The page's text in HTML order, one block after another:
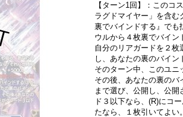
【ターン1回】：このコ
ラグドマイヤー」を含む
裏でバインドする』でも
ウルから４枚裏でバイン
自分のリアガードを２枚
し、あなたの裏のバイン
そのターン中、このユニ
その後、あなたの裏のバ
まで選び、公開し、公開
ド３以下なら、(R)にコ
たなら、１枚引いてよい。